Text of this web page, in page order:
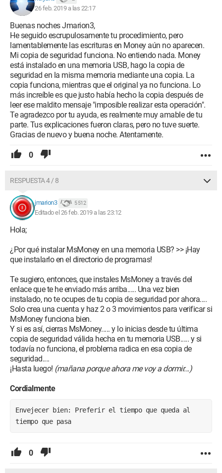
26 feb. 2019 a las 22:17
Buenas noches Jmarion3,
He seguido escrupulosamente tu procedimiento, pero
lamentablemente las escrituras en Money aún no aparecen.
Mi copia de seguridad funciona. No entiendo nada. Money
está instalado en una memoria USB, hago la copia de
seguridad en la misma memoria mediante una copia. La
copia funciona, mientras que el original ya no funciona. Lo
más increíble es que justo había hecho la copia después de
leer ese maldito mensaje "imposible realizar esta operación".
Te agradezco por tu ayuda, es realmente muy amable de tu
parte. Tus explicaciones fueron claras, pero no tuve suerte.
Gracias de nuevo y buena noche. Atentamente.
0
RESPUESTA 4 / 8
jmarion3 5 512
Editado el 26 feb. 2019 a las 23:12
Hola;
¿Por qué instalar MsMoney en una memoria USB? >> ¡Hay
que instalarlo en el directorio de programas!
Te sugiero, entonces, que instales MsMoney a través del
enlace que te he enviado más arriba..... Una vez bien
instalado, no te ocupes de tu copia de seguridad por ahora....
Solo crea una cuenta y haz 2 o 3 movimientos para verificar si
MsMoney funciona bien.
Y si es así, cierras MsMoney..... y lo inicias desde tu última
copia de seguridad válida hecha en tu memoria USB..... y si
todavía no funciona, el problema radica en esa copia de
seguridad....
¡Hasta luego! (mañana porque ahora me voy a dormir...)
Cordialmente
Envejecer bien: Preferir el tiempo que queda al
tiempo que pasa
0